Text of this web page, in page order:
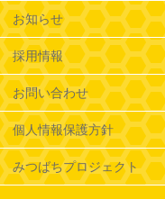
お知らせ
採用情報
お問い合わせ
個人情報保護方針
みつばちプロジェクト